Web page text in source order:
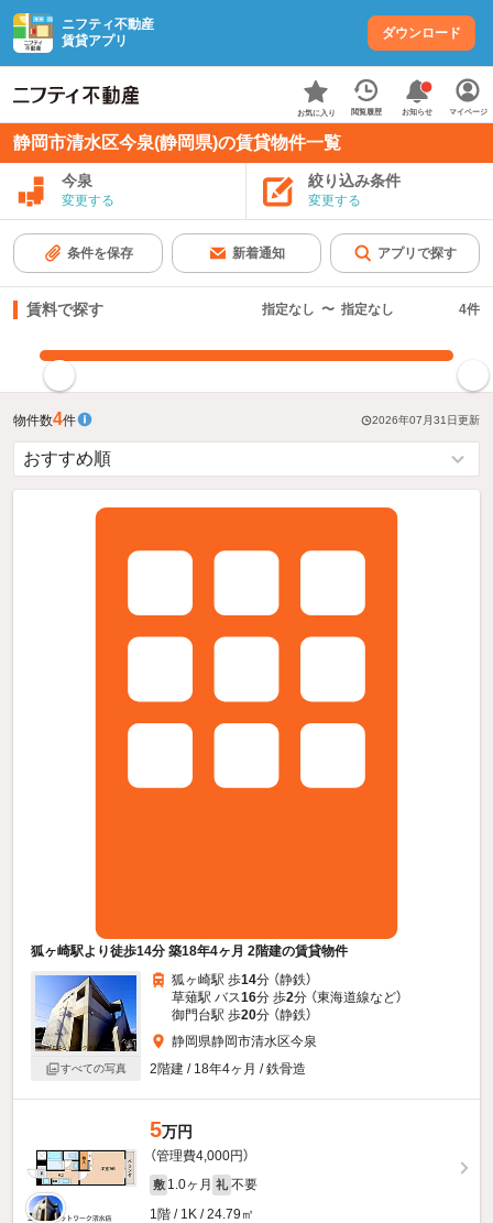
ニフティ不動産
賃貸アプリ
ダウンロード
お気に入り 閲覧履歴 お知らせ マイページ
静岡市清水区今泉(静岡県)の賃貸物件一覧
今泉
変更する
絞り込み条件
変更する
条件を保存 新着通知 アプリで探す
賃料で探す 指定なし 〜 指定なし 4件
物件数4件 2026年07月31日更新
狐ヶ崎駅より徒歩14分 築18年4ヶ月 2階建の賃貸物件
すべての写真
狐ヶ崎駅 歩14分 （静鉄）
草薙駅 バス16分 歩2分 （東海道線など）
御門台駅 歩20分 （静鉄）
静岡県静岡市清水区今泉
2階建 / 18年4ヶ月 / 鉄骨造
5万円
（管理費4,000円）
敷 1.0ヶ月 礼 不要
1階 / 1K / 24.79㎡